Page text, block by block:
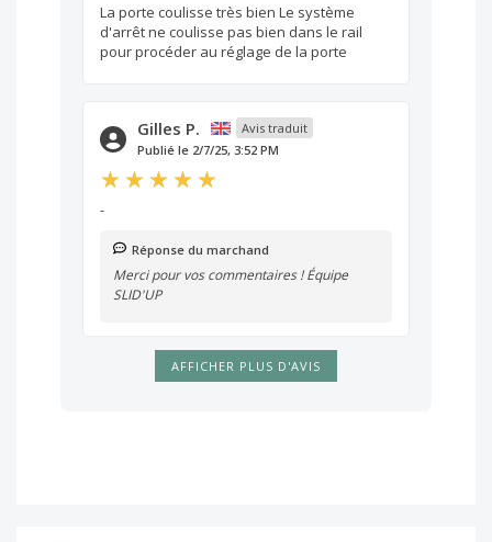
La porte coulisse très bien Le système
d'arrêt ne coulisse pas bien dans le rail
pour procéder au réglage de la porte
Gilles P.
Avis traduit
Publié le 2/7/25, 3:52 PM
-
Réponse du marchand
Merci pour vos commentaires ! Équipe
SLID'UP
AFFICHER PLUS D'AVIS